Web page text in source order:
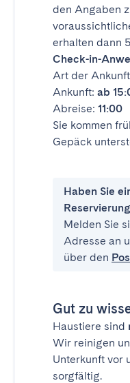
den Angaben
erhalten dann
Check-in-
Art der
Ankunft: ab
Abreise: 11:00
Sie kommen
Gepäck
Haben Sie
Melden Sie
Adresse an
über den
Gut zu
Haustiere sind
Wir reinigen
Unterkunft vor
sorgfältig.